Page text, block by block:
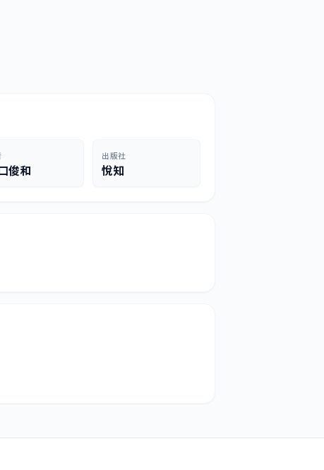
俊和
出版社
悅知